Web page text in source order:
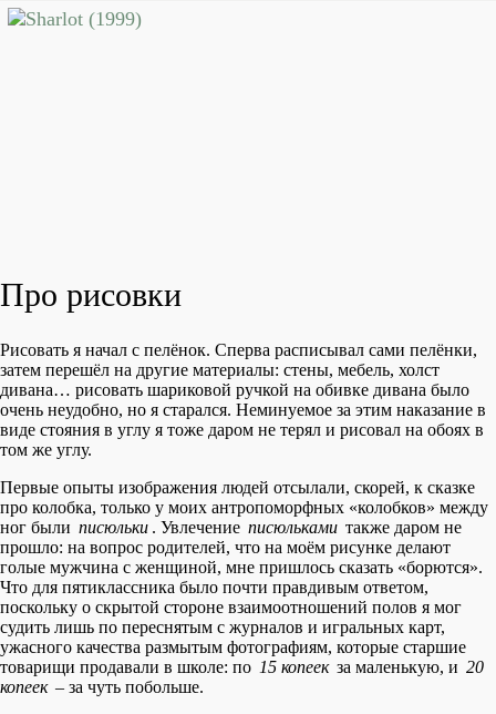
Про рисовки
Рисовать я начал с пелёнок. Сперва расписывал сами пелёнки,
затем перешёл на другие материалы: стены, мебель, холст
дивана… рисовать шариковой ручкой на обивке дивана было
очень неудобно, но я старался. Неминуемое за этим наказание в
виде стояния в углу я тоже даром не терял и рисовал на обоях в
том же углу.
Первые опыты изображения людей отсылали, скорей, к сказке
про колобка, только у моих антропоморфных «колобков» между
ног были писюльки . Увлечение писюльками также даром не
прошло: на вопрос родителей, что на моём рисунке делают
голые мужчина с женщиной, мне пришлось сказать «борются».
Что для пятиклассника было почти правдивым ответом,
поскольку о скрытой стороне взаимоотношений полов я мог
судить лишь по переснятым с журналов и игральных карт,
ужасного качества размытым фотографиям, которые старшие
товарищи продавали в школе: по 15 копеек за маленькую, и 20
копеек – за чуть побольше.